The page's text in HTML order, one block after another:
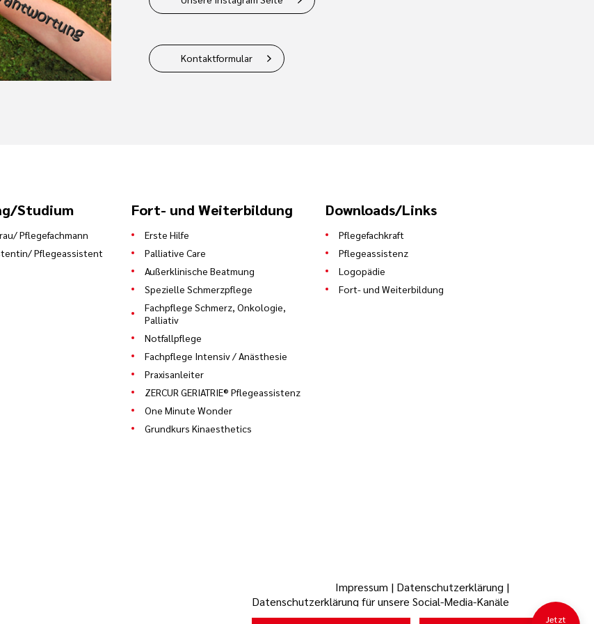
Kontaktformular
Studium
Pflegefachmann
Pflegeassistent
Fort- und Weiterbildung
Erste Hilfe
Palliative Care
Außerklinische Beatmung
Spezielle Schmerzpflege
Fachpflege Schmerz, Onkologie,
Palliativ
Notfallpflege
Fachpflege Intensiv / Anästhesie
Praxisanleiter
ZERCUR GERIATRIE® Pflegeassistenz
One Minute Wonder
Grundkurs Kinaesthetics
Downloads/Links
Pflegefachkraft
Pflegeassistenz
Logopädie
Fort- und Weiterbildung
Impressum | Datenschutzerklärung |
Datenschutzerklärung für unsere Social-Media-Kanäle
Jetzt